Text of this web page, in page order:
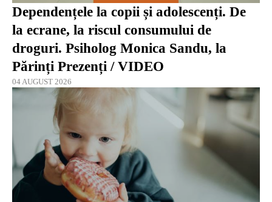
Dependențele la copii și adolescenți. De
la ecrane, la riscul consumului de
droguri. Psiholog Monica Sandu, la
Părinți Prezenți / VIDEO
04 AUGUST 2026